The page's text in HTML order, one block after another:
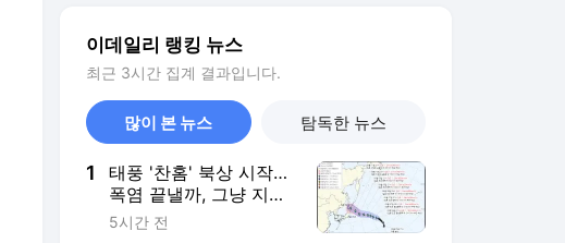
이데일리 랭킹 뉴스
최근 3시간 집계 결과입니다.
많이 본 뉴스 탐독한 뉴스
1
태풍 '찬홈' 북상 시작…
폭염 끝낼까, 그냥 지나
갈까
5시간 전